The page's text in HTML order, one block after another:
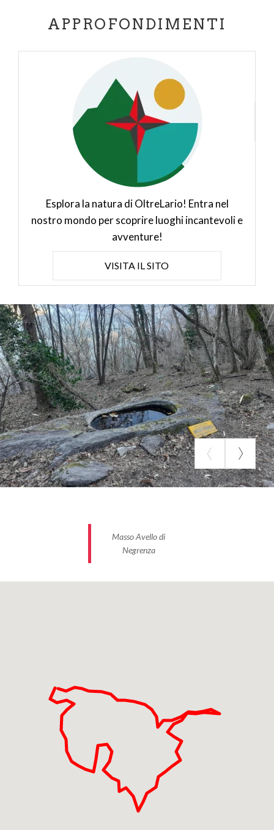
APPROFONDIMENTI
Esplora la natura di OltreLario! Entra nel
nostro mondo per scoprire luoghi incantevoli e
avventure!
VISITA IL SITO
Masso Avello di
Negrenza